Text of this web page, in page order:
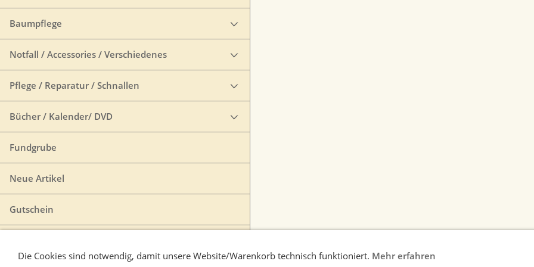
Baumpflege
Notfall / Accessories / Verschiedenes
Pflege / Reparatur / Schnallen
Bücher / Kalender/ DVD
Fundgrube
Neue Artikel
Gutschein
Die Cookies sind notwendig, damit unsere Website/Warenkorb technisch funktioniert. Mehr erfahren